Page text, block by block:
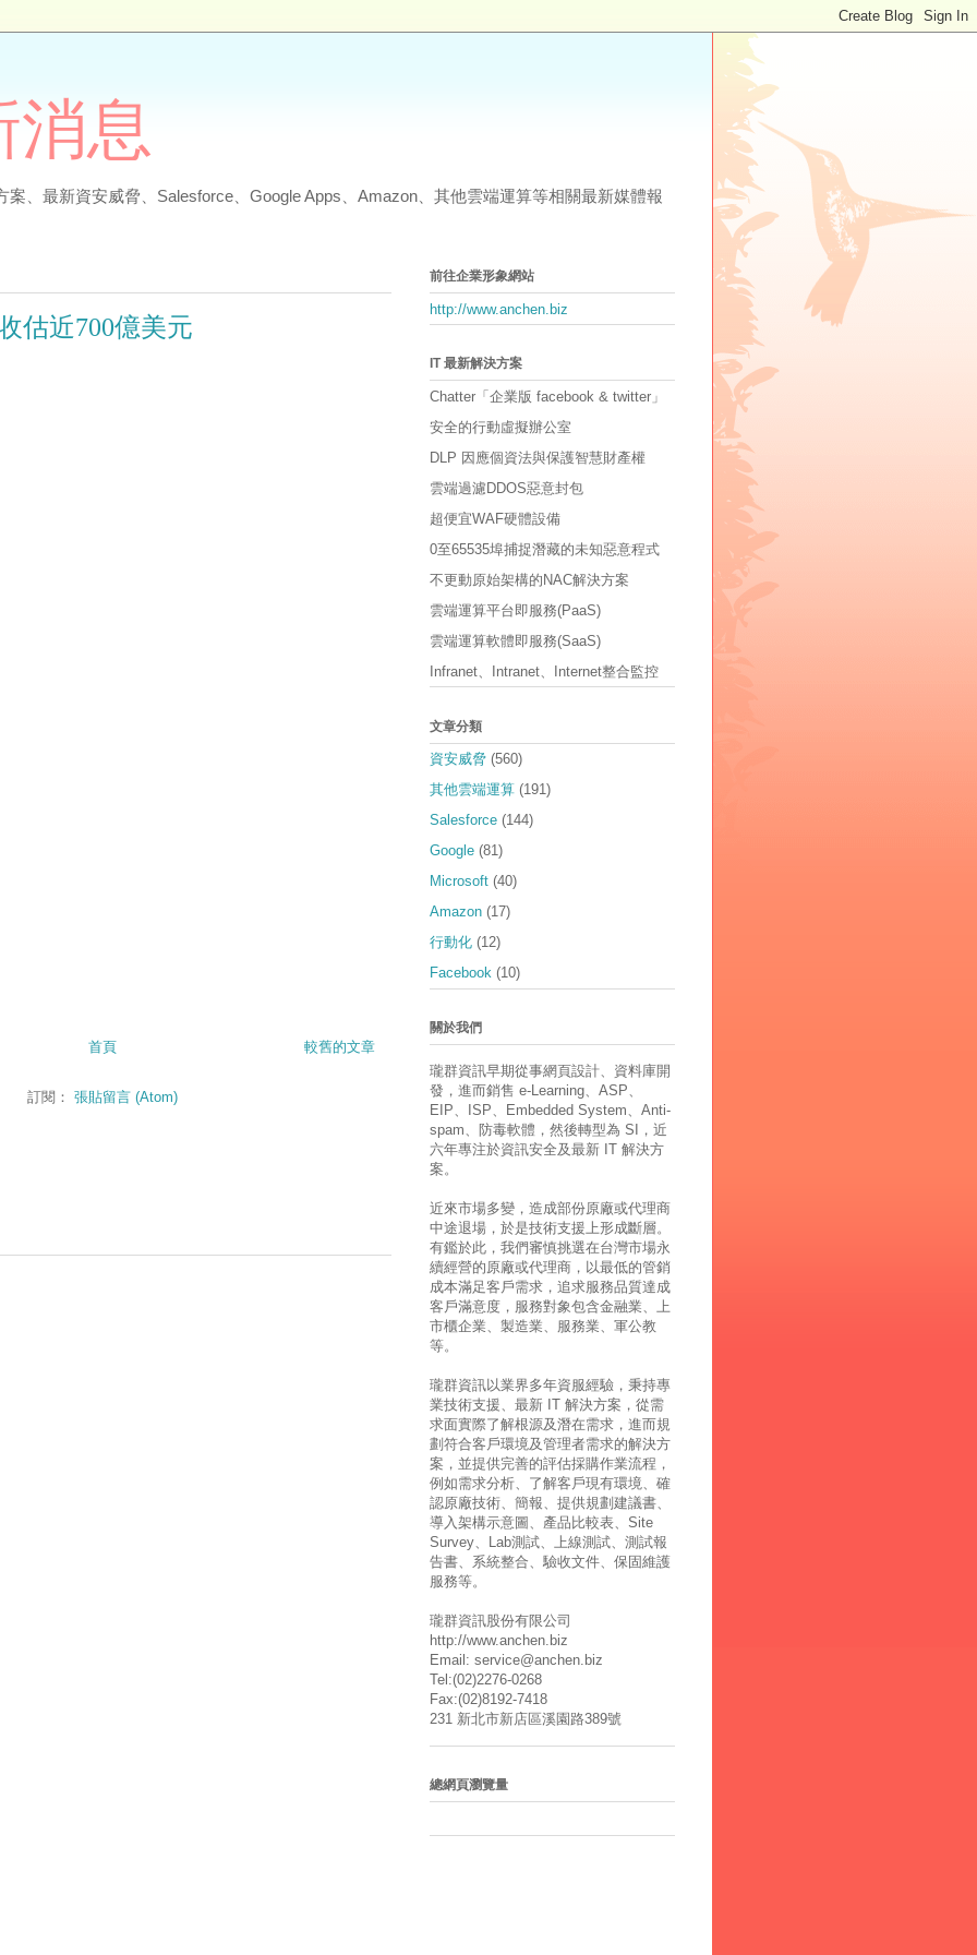
消息
案、最新資安威脅、Salesforce、Google Apps、Amazon、其他雲端運算等相關最新媒體報
估近700億美元
較舊的文章
首頁
訂閱： 張貼留言 (Atom)
前往企業形象網站
http://www.anchen.biz
IT 最新解決方案
Chatter「企業版 facebook & twitter」
安全的行動虛擬辦公室
DLP 因應個資法與保護智慧財產權
雲端過濾DDOS惡意封包
超便宜WAF硬體設備
0至65535埠捕捉潛藏的未知惡意程式
不更動原始架構的NAC解決方案
雲端運算平台即服務(PaaS)
雲端運算軟體即服務(SaaS)
Infranet、Intranet、Internet整合監控
文章分類
資安威脅 (560)
其他雲端運算 (191)
Salesforce (144)
Google (81)
Microsoft (40)
Amazon (17)
行動化 (12)
Facebook (10)
關於我們
瓏群資訊早期從事網頁設計、資料庫開
發，進而銷售 e-Learning、ASP、
EIP、ISP、Embedded System、Anti-
spam、防毒軟體，然後轉型為 SI，近
六年專注於資訊安全及最新 IT 解決方
案。
近來市場多變，造成部份原廠或代理商
中途退場，於是技術支援上形成斷層。
有鑑於此，我們審慎挑選在台灣市場永
續經營的原廠或代理商，以最低的管銷
成本滿足客戶需求，追求服務品質達成
客戶滿意度，服務對象包含金融業、上
市櫃企業、製造業、服務業、軍公教
等。
瓏群資訊以業界多年資服經驗，秉持專
業技術支援、最新 IT 解決方案，從需
求面實際了解根源及潛在需求，進而規
劃符合客戶環境及管理者需求的解決方
案，並提供完善的評估採購作業流程，
例如需求分析、了解客戶現有環境、確
認原廠技術、簡報、提供規劃建議書、
導入架構示意圖、產品比較表、Site
Survey、Lab測試、上線測試、測試報
告書、系統整合、驗收文件、保固維護
服務等。
瓏群資訊股份有限公司
http://www.anchen.biz
Email: service@anchen.biz
Tel:(02)2276-0268
Fax:(02)8192-7418
231 新北市新店區溪園路389號
總網頁瀏覽量